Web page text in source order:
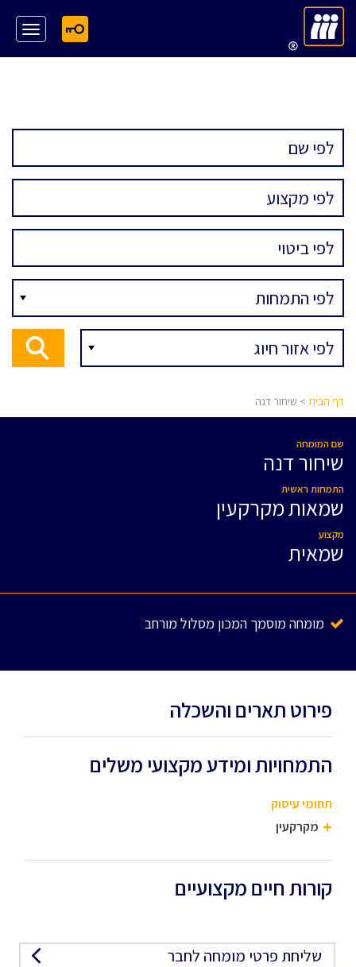
דף הבית > שיחור דנה
שם המומחה
שיחור דנה
התמחות ראשית
שמאות מקרקעין
מקצוע
שמאית
מומחה מוסמך המכון מסלול מורחב
פירוט תארים והשכלה
התמחויות ומידע מקצועי משלים
תחומי עיסוק
מקרקעין
קורות חיים מקצועיים
שליחת פרטי מומחה לחבר